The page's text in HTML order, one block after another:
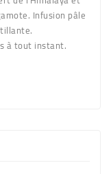
Infusion pâle
à tout instant.